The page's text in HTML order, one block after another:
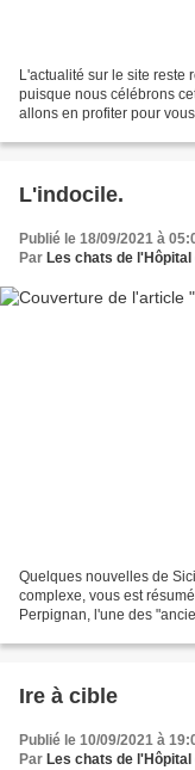
L'actualité sur le site reste
puisque nous célébrons
allons en profiter pour
L'indocile.
Publié le 18/09/2021 à
Par Les chats de l'Hôpital
Quelques nouvelles de
complexe, vous est
Perpignan, l'une des
Ire à cible
Publié le 10/09/2021 à
Par Les chats de